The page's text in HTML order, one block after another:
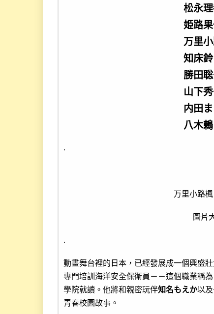
松永
姫路
万里
知床
勝田聡
山下
内田
八木
.
万里小路
圖片
.
動畫舞台裡的日本，已經發展成一個興盛
專門培訓海洋安全保衛員－－這個職業稱為
學院就讀。他將和親密玩伴知名もえか以
青春校園故事。